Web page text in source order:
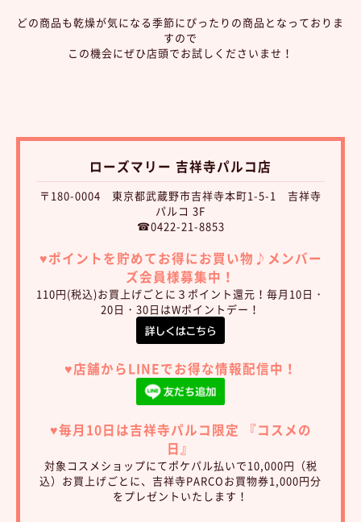
どの商品も乾燥が気になる季節にぴったりの商品となっておりま
すので
この機会にぜひ店頭でお試しくださいませ！
ローズマリー 吉祥寺パルコ店
〒180-0004 東京都武蔵野市吉祥寺本町1-5-1 吉祥寺
パルコ 3F
☎0422-21-8853
♥︎ポイントを貯めてお得にお買い物♪ メンバー
ズ会員様募集中！
110円(税込)お買上げごとに３ポイント還元！毎月10日・
20日・30日はWポイントデー！
♥︎店舗からLINEでお得な情報配信中！
♥︎毎月10日は吉祥寺パルコ限定 『コスメの
日』
対象コスメショップにてポケパル払いで10,000円（税
込）お買上げごとに、吉祥寺PARCOお買物券1,000円分
をプレゼントいたします！